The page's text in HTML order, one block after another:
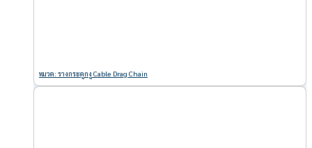
หมวด: รางกระดูกงู Cable Drag Chain